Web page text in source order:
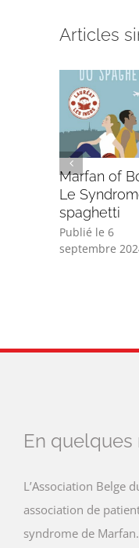
Articles
Marfan of
Le
spaghetti
Publié le 6
septembre
En quelques
L’Association Belge
association de
syndrome de